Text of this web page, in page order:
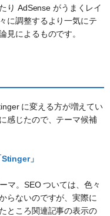
り AdSense がうまくレイ
に調整するより一気にテ
見によるものです。
に変える方が増えてい
感じたので、テーマ候補
」
マ。SEO ついては、色々
らないのですが、実際に
ところ関連記事の表示の